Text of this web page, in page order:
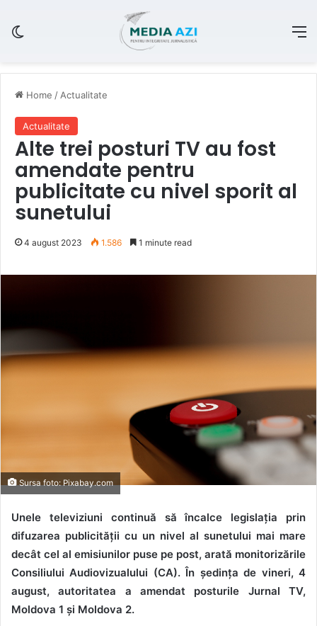
Home / Actualitate
Actualitate
Alte trei posturi TV au fost
amendate pentru
publicitate cu nivel sporit al
sunetului
4 august 2023 1.586 1 minute read
Sursa foto: Pixabay.com
Unele televiziuni continuă să încalce legislația prin
difuzarea publicității cu un nivel al sunetului mai mare
decât cel al emisiunilor puse pe post, arată monitorizările
Consiliului Audiovizualului (CA). În ședința de vineri, 4
august, autoritatea a amendat posturile Jurnal TV,
Moldova 1 și Moldova 2.